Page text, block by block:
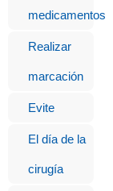
medicamentos
Realizar
marcación
Evite
El día de la
cirugía